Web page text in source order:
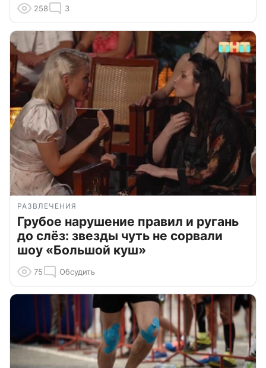
258 3
РАЗВЛЕЧЕНИЯ
Грубое нарушение правил и ругань
до слёз: звезды чуть не сорвали
шоу «Большой куш»
75 Обсудить